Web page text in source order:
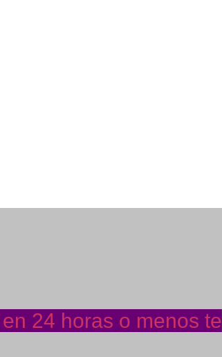
24 horas o menos te